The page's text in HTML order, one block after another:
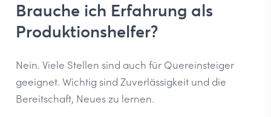
Brauche ich Erfahrung als
Produktionshelfer?
Nein. Viele Stellen sind auch für Quereinsteiger
geeignet. Wichtig sind Zuverlässigkeit und die
Bereitschaft, Neues zu lernen.